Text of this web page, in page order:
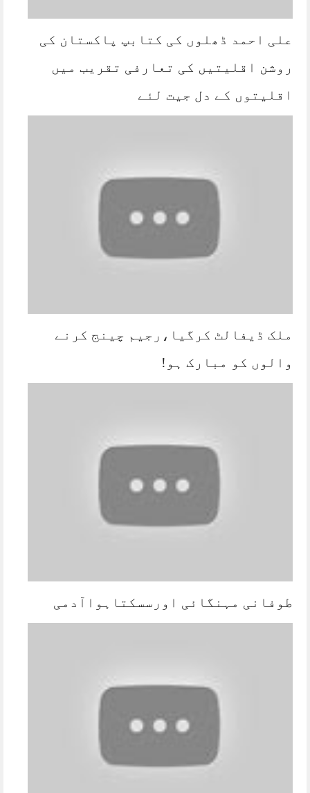
علی احمد ڈھلوں کی کتابپ پاکستان کی
روشن اقلیتیں کی تعارفی تقریب میں
اقلیتوں کے دل جیت لئے
ملک ڈیفالٹ کرگیا،رجیم چینج کرنے
والوں کو مبارک ہو!
طوفانی مہنگائی اورسسکتاہواآدمی